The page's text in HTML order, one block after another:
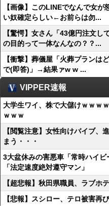
【画像】このLINEでなんで女
い奴確定らしい←お前らは勿...
【驚愕】女さん「43億円注文
の目的って一体なんなの？？...
【衝撃】葬儀屋「火葬プランは
で(即答)」→結果ァw w ...
VIPPER速報
大学生ワイ、株で大儲けｗｗｗ
ｗｗｗ
【閲覧注意】女性向けバイブ、
まう・・・
3大盆休みの害悪車「常時ハイビ
「法定速度絶対遵守マン」
【超悲報】秋田県職員、ラブホ
【悲報】スシロー、テロ被害再